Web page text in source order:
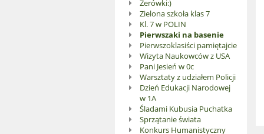
Zerówki:)
Zielona szkoła klas 7
Kl. 7 w POLIN
Pierwszaki na basenie
Pierwszoklasiści pamiętajcie
Wizyta Naukowców z USA
Pani Jesień w 0c
Warsztaty z udziałem Policji
Dzień Edukacji Narodowej
w 1A
Śladami Kubusia Puchatka
Sprzątanie świata
Konkurs Humanistyczny